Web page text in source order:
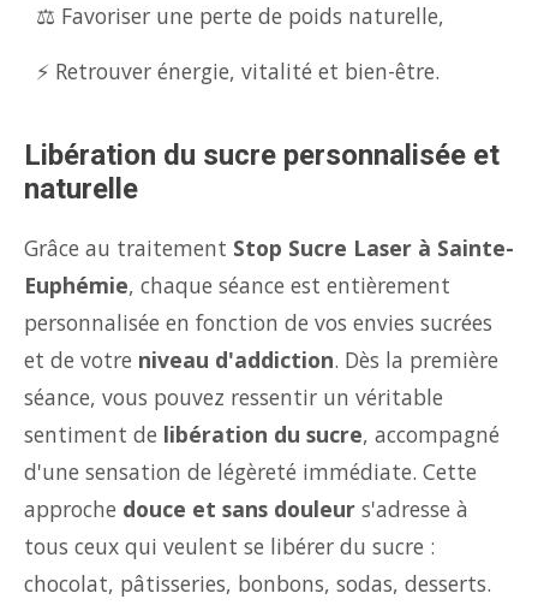
⚖️ Favoriser une perte de poids naturelle,
⚡ Retrouver énergie, vitalité et bien-être.
Libération du sucre personnalisée et
naturelle
Grâce au traitement Stop Sucre Laser à Sainte-
Euphémie, chaque séance est entièrement
personnalisée en fonction de vos envies sucrées
et de votre niveau d'addiction. Dès la première
séance, vous pouvez ressentir un véritable
sentiment de libération du sucre, accompagné
d'une sensation de légèreté immédiate. Cette
approche douce et sans douleur s'adresse à
tous ceux qui veulent se libérer du sucre :
chocolat, pâtisseries, bonbons, sodas, desserts.